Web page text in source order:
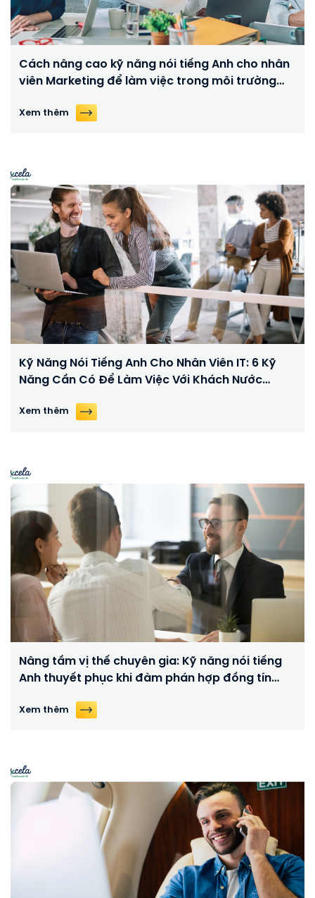
Cách nâng cao kỹ năng nói tiếng Anh cho nhân
viên Marketing để làm việc trong môi trường
Xem thêm
Kỹ Năng Nói Tiếng Anh Cho Nhân Viên IT: 6 Kỹ
Năng Cần Có Để Làm Việc Với Khách Nước
Xem thêm
Nâng tầm vị thế chuyên gia: Kỹ năng nói tiếng
Anh thuyết phục khi đàm phán hợp đồng tín
Xem thêm